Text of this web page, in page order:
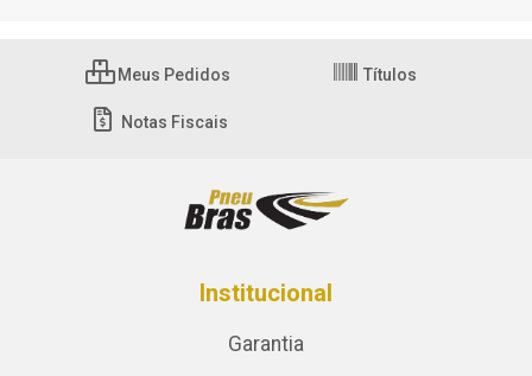
Meus Pedidos Títulos
Notas Fiscais
Institucional
Garantia